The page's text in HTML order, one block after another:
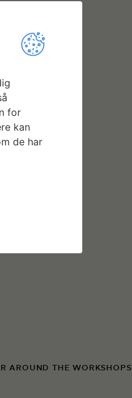
AROUND THE WORKSHOPS
for
kan
de har